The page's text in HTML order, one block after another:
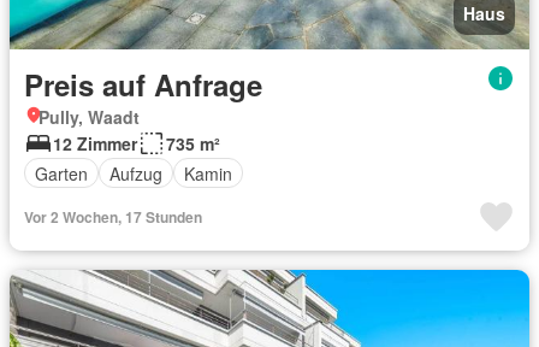
Haus
Preis auf Anfrage
Pully, Waadt
12 Zimmer
735 m²
Garten
Aufzug Kamin
Vor 2 Wochen, 17 Stunden